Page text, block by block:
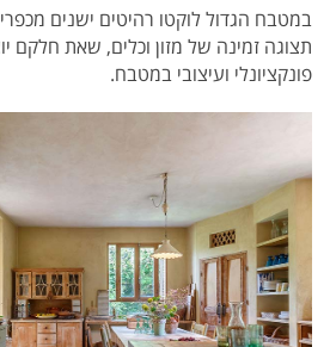
במטבח הגדול לוקטו רהיטים ישנים
תצוגה זמינה של מזון וכלים, שאת חלקם
פונקציונלי ועיצובי במטבח.